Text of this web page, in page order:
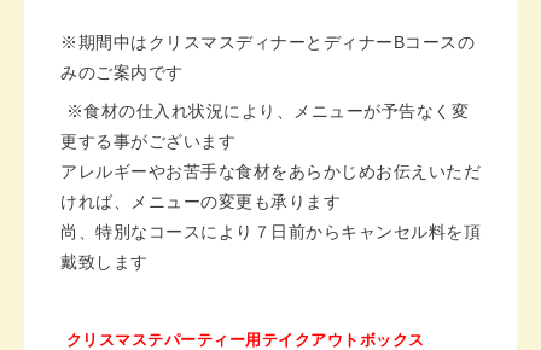
※期間中はクリスマスディナーとディナーBコースの
みのご案内です
※食材の仕入れ状況により、メニューが予告なく変
更する事がございます
アレルギーやお苦手な食材をあらかじめお伝えいただ
ければ、メニューの変更も承ります
尚、特別なコースにより７日前からキャンセル料を頂
戴致します
クリスマステパーティー用テイクアウトボックス